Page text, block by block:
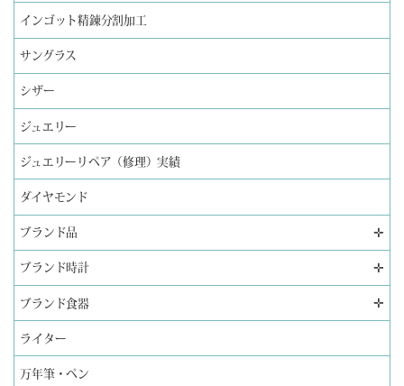
インゴット精錬分割加工
サングラス
シザー
ジュエリー
ジュエリーリペア（修理）実績
ダイヤモンド
ブランド品 ✛
ブランド時計 ✛
ブランド食器 ✛
ライター
万年筆・ペン